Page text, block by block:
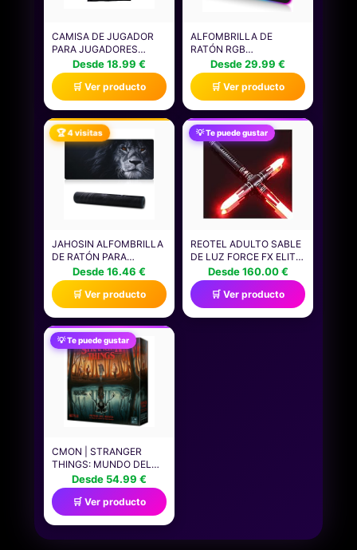
CAMISA DE JUGADOR
PARA JUGADORES
NIÑOS HOMBRES
VIDEOJUEGOS JUEGOS
CAMISETA
Desde 18.99 €
🛒 Ver producto
ALFOMBRILLA DE
RATÓN RGB
900X400MM XXL
EXTRA GRANDE TAPETE
DE JUEGO,
ALFOMBRILLA RATON
LED 14 EFECTOS DE
ILUMINACIÓN
IMPERMEABLE
ANTIDESLIZANTE,
ALFOMBRILLA RATÓN
GAMING PARA GAMERS,
PC Y PORTÁTIL
Desde 29.99 €
🛒 Ver producto
🏆 4 visitas
JAHOSIN ALFOMBRILLA
DE RATÓN PARA
JUEGOS BORDES
COSIDOS,
ALFOMBRILLA DE
RATÓN EXTENDIDA
[70X30CM] CON BASE
DE GOMA NATURAL
ANTIDESLIZANTE PARA
JUGADORES/ESCRITORIO/OFICINA/HOGAR
70X30 BLION02
Desde 16.46 €
🛒 Ver producto
💡 Te puede gustar
REOTEL ADULTO SABLE
DE LUZ FORCE FX ELITE
KYLO REN COMBATE
ESPADA LÁSER CON
MANGO DE METAL & 7
JUEGOS DE EFECTOS
DE SONIDO,
Desde 160.00 €
🛒 Ver producto
💡 Te puede gustar
CMON | STRANGER
THINGS: MUNDO DEL
REVÉS | JUEGO DE
MESA DE ESTRATEGIA
COOPERATIVO BASADO
EN LA EXITOSA SERIE DE
NETFLIX| A PARTIR DE 12
AÑOS | DE 2 A 4
Desde 54.99 €
🛒 Ver producto